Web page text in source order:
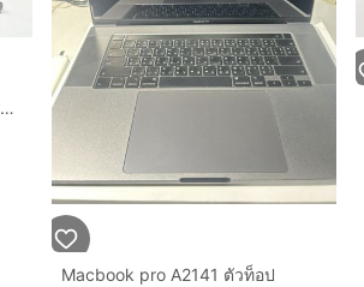
MacBook Pro 14-inch M2 Pro 2023 Ram32GB SSD1TB Space Gray
Macbook pro A2141 ตัวท็อป